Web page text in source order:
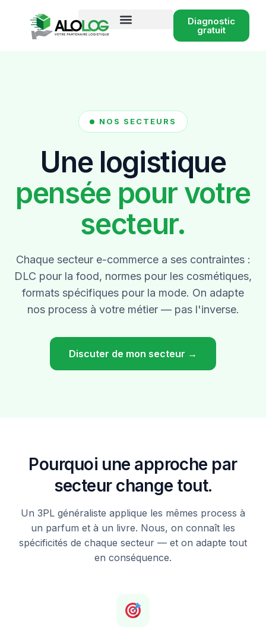
Diagnostic
gratuit
NOS SECTEURS
Une logistique
pensée pour votre
secteur.
Chaque secteur e-commerce a ses contraintes :
DLC pour la food, normes pour les cosmétiques,
formats spécifiques pour la mode. On adapte
nos process à votre métier — pas l'inverse.
Discuter de mon secteur →
Pourquoi une approche par
secteur change tout.
Un 3PL généraliste applique les mêmes process à
un parfum et à un livre. Nous, on connaît les
spécificités de chaque secteur — et on adapte tout
en conséquence.